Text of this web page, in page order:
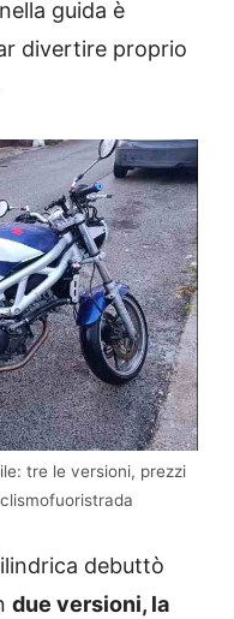
guida è
divertire proprio
tre le versioni, prezzi
debuttò
due versioni, la